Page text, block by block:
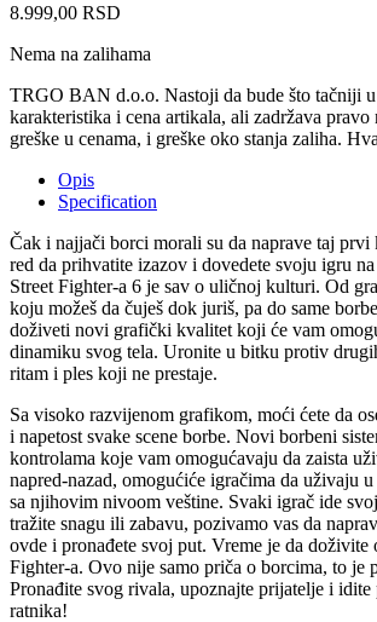
8.999,00 RSD
Nema na zalihama
TRGO BAN d.o.o. Nastoji da bude što tačniji
karakteristika i cena artikala, ali zadržava pravo
greške u cenama, i greške oko stanja zaliha.
Opis
Specification
Čak i najjači borci morali su da naprave taj prvi
red da prihvatite izazov i dovedete svoju igru
Street Fighter-a 6 je sav o uličnoj kulturi. Od
koju možeš da čuješ dok juriš, pa do same
doživeti novi grafički kvalitet koji će vam
dinamiku svog tela. Uronite u bitku protiv
ritam i ples koji ne prestaje.
Sa visoko razvijenom grafikom, moći ćete da
i napetost svake scene borbe. Novi borbeni
kontrolama koje vam omogućavaju da zaista
napred-nazad, omogućiće igračima da uživaju
sa njihovim nivoom veštine. Svaki igrač ide
tražite snagu ili zabavu, pozivamo vas da
ovde i pronađete svoj put. Vreme je da doživite
Fighter-a. Ovo nije samo priča o borcima, to je
Pronađite svog rivala, upoznajte prijatelje i idite
ratnika!